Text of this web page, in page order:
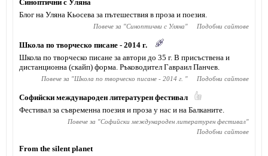
Синоптични с Уляна
Блог на Уляна Кьосева за пътешествия в проза и поезия.
Повече за "Синоптични с Уляна" Подобни сайтове
Школа по творческо писане - 2014 г.
Школа по творческо писане за автори до 35 г. В присъствена и
дистанционна (скайп) форма. Ръководител Гавраил Панчев.
Повече за "Школа по творческо писане - 2014 г. " Подобни сайтове
Софийски международен литературен фестивал
Фестивал за съвременна поезия и проза у нас и на Балканите.
Повече за "Софийски международен литературен фестивал"
Подобни сайтове
From the silent planet